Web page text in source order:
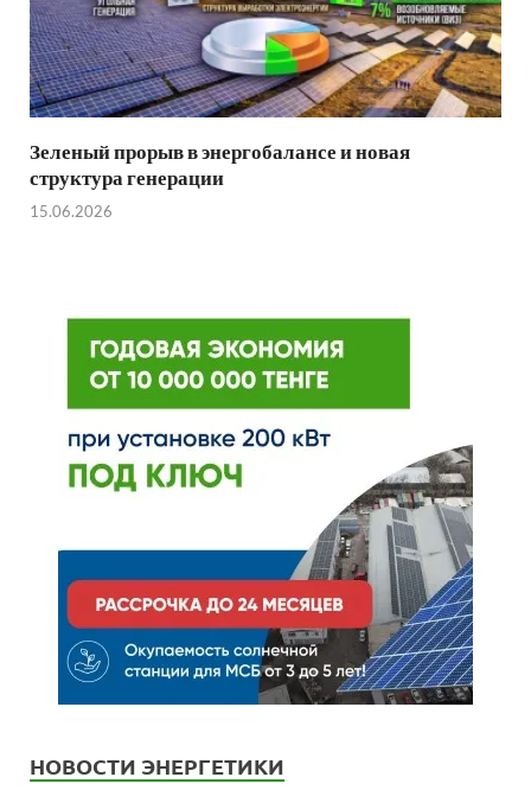
Зеленый прорыв в энергобалансе и новая
структура генерации
15.06.2026
НОВОСТИ ЭНЕРГЕТИКИ